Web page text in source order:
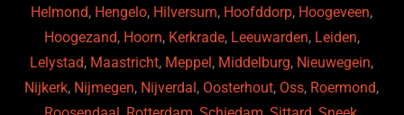
Helmond, Hengelo, Hilversum, Hoofddorp, Hoogeveen,
Hoogezand, Hoorn, Kerkrade, Leeuwarden, Leiden,
Lelystad, Maastricht, Meppel , Middelburg, Nieuwegein,
Nijkerk, Nijmegen, Nijverdal , Oosterhout, Oss, Roermond,